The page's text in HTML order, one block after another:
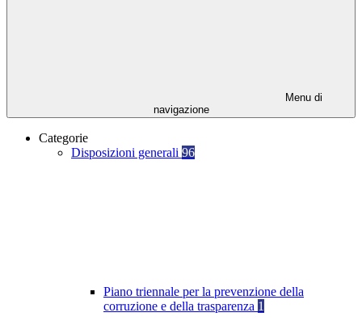
Menu di
navigazione
Categorie
Disposizioni generali 96
Piano triennale per la prevenzione della
corruzione e della trasparenza 1